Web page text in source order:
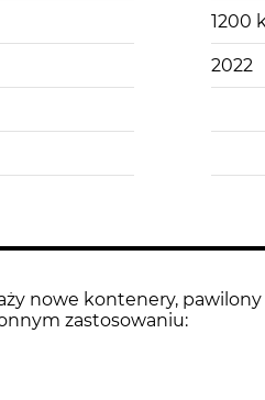
1200
2022
nowe kontenery,
zastosowaniu: